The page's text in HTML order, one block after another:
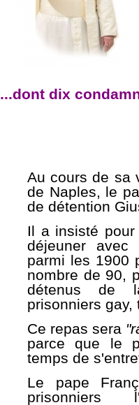
...dont dix
Au cours de sa
de Naples, le
de détention
Il a insisté
déjeuner
parmi les 1900
nombre de 90,
détenus de
prisonniers
Ce repas sera
parce que le
temps de
Le pape
prisonniers